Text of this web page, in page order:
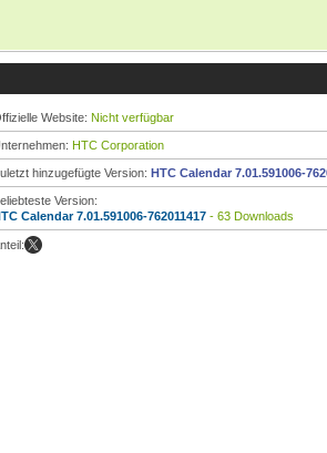
Website: Nicht verfügbar
HTC Corporation
hinzugefügte Version: HTC Calendar 7.01.591006-
Version:
Calendar 7.01.591006-762011417 - 63 Downloads